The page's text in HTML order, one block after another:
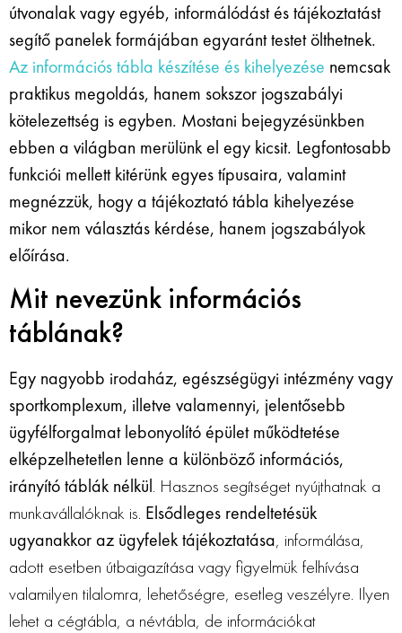
útvonalak vagy egyéb, informálódást és tájékoztatást
segítő panelek formájában egyaránt testet ölthetnek.
Az információs tábla készítése és kihelyezése nemcsak
praktikus megoldás, hanem sokszor jogszabályi
kötelezettség is egyben. Mostani bejegyzésünkben
ebben a világban merülünk el egy kicsit. Legfontosabb
funkciói mellett kitérünk egyes típusaira, valamint
megnézzük, hogy a tájékoztató tábla kihelyezése
mikor nem választás kérdése, hanem jogszabályok
előírása.
Mit nevezünk információs
táblának?
Egy nagyobb irodaház, egészségügyi intézmény vagy
sportkomplexum, illetve valamennyi, jelentősebb
ügyfélforgalmat lebonyolító épület működtetése
elképzelhetetlen lenne a különböző információs,
irányító táblák nélkül. Hasznos segítséget nyújthatnak a
munkavállalóknak is. Elsődleges rendeltetésük
ugyanakkor az ügyfelek tájékoztatása, informálása,
adott esetben útbaigazítása vagy figyelmük felhívása
valamilyen tilalomra, lehetőségre, esetleg veszélyre. Ilyen
lehet a cégtábla, a névtábla, de információkat